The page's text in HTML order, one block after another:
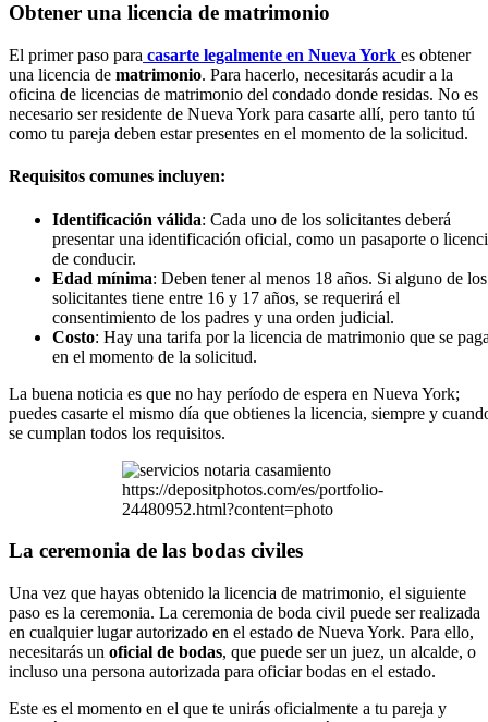
Obtener una licencia de matrimonio
El primer paso para casarte legalmente en Nueva York es obtener
una licencia de matrimonio. Para hacerlo, necesitarás acudir a la
oficina de licencias de matrimonio del condado donde residas. No es
necesario ser residente de Nueva York para casarte allí, pero tanto tú
como tu pareja deben estar presentes en el momento de la solicitud.
Requisitos comunes incluyen:
Identificación válida: Cada uno de los solicitantes deberá
presentar una identificación oficial, como un pasaporte o
de conducir.
Edad mínima: Deben tener al menos 18 años. Si alguno de los
solicitantes tiene entre 16 y 17 años, se requerirá el
consentimiento de los padres y una orden judicial.
Costo: Hay una tarifa por la licencia de matrimonio que se
en el momento de la solicitud.
La buena noticia es que no hay período de espera en Nueva York;
puedes casarte el mismo día que obtienes la licencia, siempre y
se cumplan todos los requisitos.
https://depositphotos.com/es/portfolio-
24480952.html?content=photo
La ceremonia de las bodas civiles
Una vez que hayas obtenido la licencia de matrimonio, el siguiente
paso es la ceremonia. La ceremonia de boda civil puede ser realizada
en cualquier lugar autorizado en el estado de Nueva York. Para ello,
necesitarás un oficial de bodas, que puede ser un juez, un alcalde, o
incluso una persona autorizada para oficiar bodas en el estado.
Este es el momento en el que te unirás oficialmente a tu pareja y